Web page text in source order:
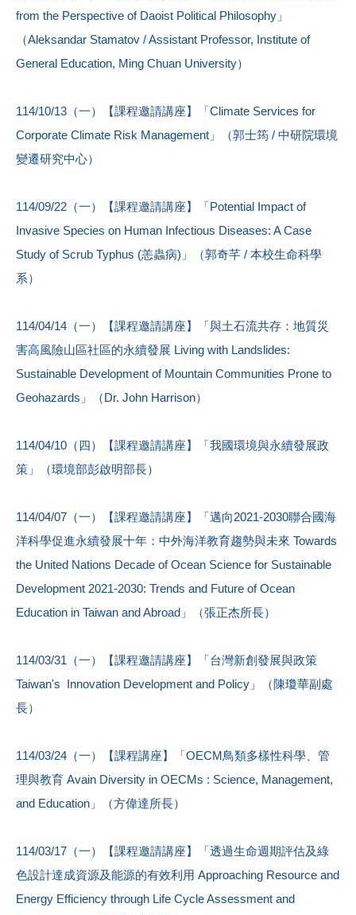
from the Perspective of Daoist Political Philosophy」
（Aleksandar Stamatov / Assistant Professor, Institute of
General Education, Ming Chuan University）
114/10/13（一）【課程邀請講座】「Climate Services for
Corporate Climate Risk Management」（郭士筠 / 中研院環境
變遷研究中心）
114/09/22（一）【課程邀請講座】「Potential Impact of
Invasive Species on Human Infectious Diseases: A Case
Study of Scrub Typhus (恙蟲病)」（郭奇芊 / 本校生命科學
系）
114/04/14（一）【課程邀請講座】「與土石流共存：地質災
害高風險山區社區的永續發展 Living with Landslides:
Sustainable Development of Mountain Communities Prone to
Geohazards」（Dr. John Harrison）
114/04/10（四）【課程邀請講座】「我國環境與永續發展政
策」（環境部彭啟明部長）
114/04/07（一）【課程邀請講座】「邁向2021-2030聯合國海
洋科學促進永續發展十年：中外海洋教育趨勢與未來 Towards
the United Nations Decade of Ocean Science for Sustainable
Development 2021-2030: Trends and Future of Ocean
Education in Taiwan and Abroad」（張正杰所長）
114/03/31（一）【課程邀請講座】「台灣新創發展與政策
Taiwan's Innovation Development and Policy」（陳瓊華副處
長）
114/03/24（一）【課程講座】「OECM鳥類多樣性科學、管
理與教育 Avain Diversity in OECMs : Science, Management,
and Education」（方偉達所長）
114/03/17（一）【課程邀請講座】「透過生命週期評估及綠
色設計達成資源及能源的有效利用 Approaching Resource and
Energy Efficiency through Life Cycle Assessment and